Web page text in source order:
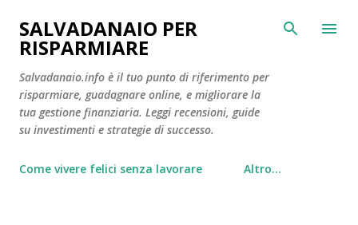
Passa ai contenuti principali
SALVADANAIO PER
RISPARMIARE
Salvadanaio.info è il tuo punto di riferimento per
risparmiare, guadagnare online, e migliorare la
tua gestione finanziaria. Leggi recensioni, guide
su investimenti e strategie di successo.
Come vivere felici senza lavorare Altro…